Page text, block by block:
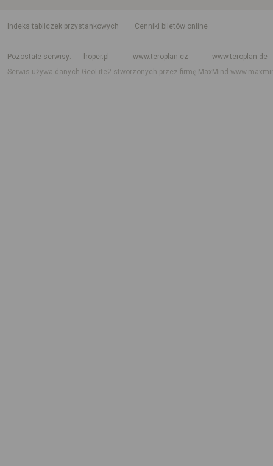
indeks tabliczek przystankowych
Cenniki biletów online
Pozostałe serwisy
hoper.pl www.teroplan.cz
www.teroplan.de
Serwis używa danych GeoLite2 stworzonych przez firmę MaxMind